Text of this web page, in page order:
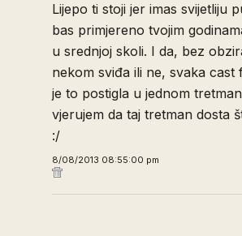
Lijepo ti stoji jer imas svijetliju
bas primjereno tvojim
u srednjoj skoli. I da, bez
nekom sviđa ili ne, svaka cast
je to postigla u jednom
vjerujem da taj tretman dosta
:/
8/08/2013 08:55:00 pm